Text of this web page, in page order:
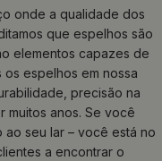
onde a qualidade dos
que espelhos são
elementos capazes de
espelhos em nossa
precisão na
muitos anos. Se você
seu lar – você está no
a encontrar o